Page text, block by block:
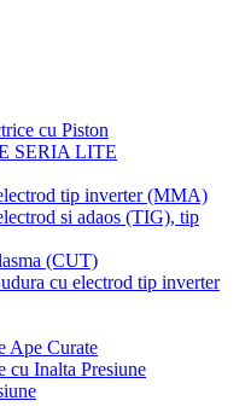
cu Piston
SERIA LITE
tip inverter (MMA)
si adaos (TIG), tip
(CUT)
cu electrod tip inverter
Ape Curate
cu Inalta Presiune